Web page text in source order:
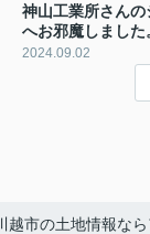
神山工業所さんの
へお邪魔しました
2024.09.02
越市の土地情報な